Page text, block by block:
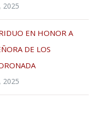
2025
EN HONOR A
DE LOS
2025